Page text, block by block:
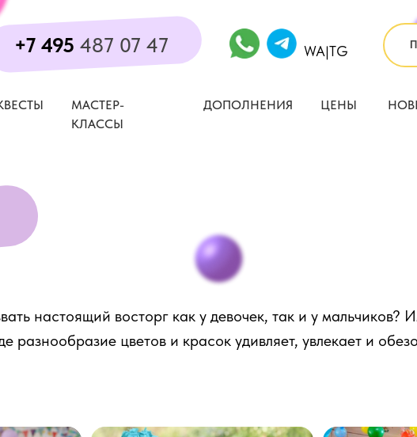
+7 495 487 07 47 WA|TG
МАСТЕР-
КЛАССЫ
ДОПОЛНЕНИЯ ЦЕНЫ
настоящий восторг как у девочек, так и у мальчиков?
разнообразие цветов и красок удивляет, увлекает и